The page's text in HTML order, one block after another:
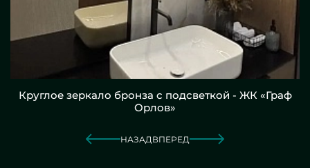
Круглое зеркало бронза с подсветкой - ЖК «Граф
Орлов»
НАЗАД ВПЕРЕД